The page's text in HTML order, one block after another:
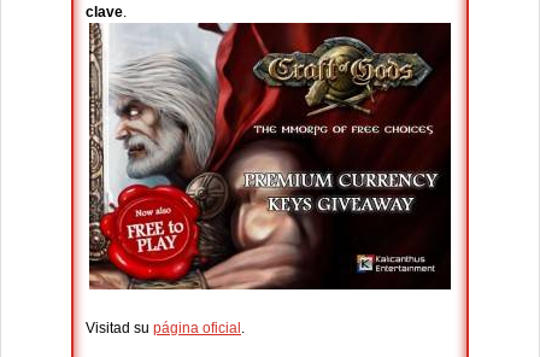
clave.
Visitad su página oficial .